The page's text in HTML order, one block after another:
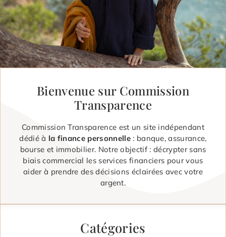
Bienvenue sur Commission
Transparence
Commission Transparence est un site indépendant
dédié à la finance personnelle: banque, assurance,
bourse et immobilier. Notre objectif : décrypter sans
biais commercial les services financiers pour vous
aider à prendre des décisions éclairées avec votre
argent.
Catégories